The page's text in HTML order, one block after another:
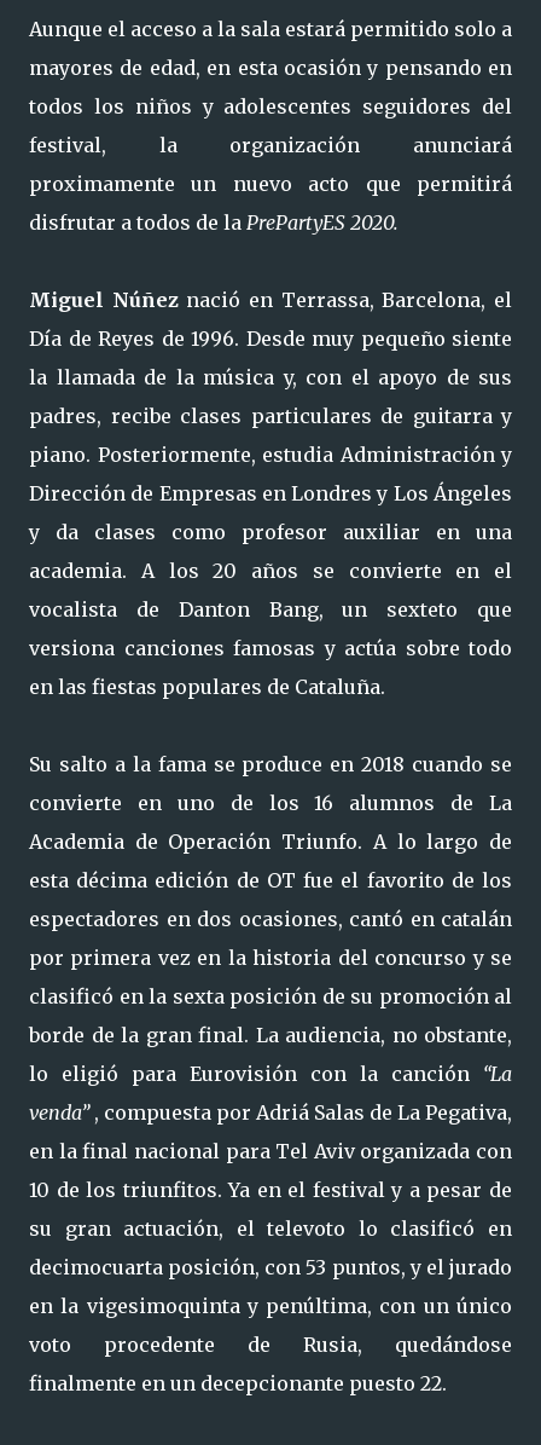
Aunque el acceso a la sala estará permitido solo a
mayores de edad, en esta ocasión y pensando en
todos los niños y adolescentes seguidores del
festival, la organización anunciará
proximamente un nuevo acto que permitirá
disfrutar a todos de la PrePartyES 2020.
Miguel Núñez nació en Terrassa, Barcelona, el
Día de Reyes de 1996. Desde muy pequeño siente
la llamada de la música y, con el apoyo de sus
padres, recibe clases particulares de guitarra y
piano. Posteriormente, estudia Administración y
Dirección de Empresas en Londres y Los Ángeles
y da clases como profesor auxiliar en una
academia. A los 20 años se convierte en el
vocalista de Danton Bang, un sexteto que
versiona canciones famosas y actúa sobre todo
en las fiestas populares de Cataluña.
Su salto a la fama se produce en 2018 cuando se
convierte en uno de los 16 alumnos de La
Academia de Operación Triunfo. A lo largo de
esta décima edición de OT fue el favorito de los
espectadores en dos ocasiones, cantó en catalán
por primera vez en la historia del concurso y se
clasificó en la sexta posición de su promoción al
borde de la gran final. La audiencia, no obstante,
lo eligió para Eurovisión con la canción “La
venda”, compuesta por Adriá Salas de La Pegativa,
en la final nacional para Tel Aviv organizada con
10 de los triunfitos. Ya en el festival y a pesar de
su gran actuación, el televoto lo clasificó en
decimocuarta posición, con 53 puntos, y el jurado
en la vigesimoquinta y penúltima, con un único
voto procedente de Rusia, quedándose
finalmente en un decepcionante puesto 22.